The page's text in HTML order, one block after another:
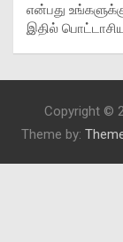
என்பது
இதில்
Copyright ©
Theme by: